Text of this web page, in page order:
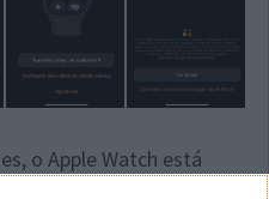
o Apple Watch está